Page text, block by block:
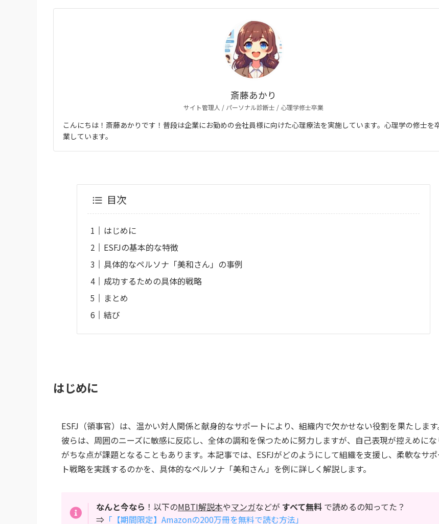
斎藤あかり
サイト管理人 / パーソナル診断士 / 心理学修士卒業
こんにちは！斎藤あかりです！普段は企業にお勤めの会社員様に向けた心理療法を実施しています。心理学の修士を
業しています。
目次
はじめに
ESFJの基本的な特徴
具体的なペルソナ「美和さん」の事例
成功するための具体的戦略
まとめ
結び
はじめに
ESFJ（領事官）は、温かい対人関係と献身的なサポートにより、組織内で欠かせない役割を果たします
彼らは、周囲のニーズに敏感に反応し、全体の調和を保つために努力しますが、自己表現が控えめにな
がちな点が課題となることもあります。本記事では、ESFJがどのようにして組織を支援し、柔軟なサポ
ト戦略を実践するのかを、具体的なペルソナ「美和さん」を例に詳しく解説します。
なんと今なら ！以下のMBTI解説本やマンガなどが すべて無料 で読めるの知ってた？
⇒ 「【期間限定】Amazonの200万冊を無料で読む方法」